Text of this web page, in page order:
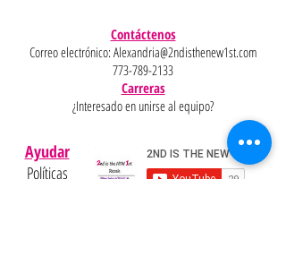
Contáctenos
Correo electrónico: Alexandria@2ndisthenew1st.com
773-789-2133
Carreras
¿Interesado en unirse al equipo?
Ayudar
Políticas